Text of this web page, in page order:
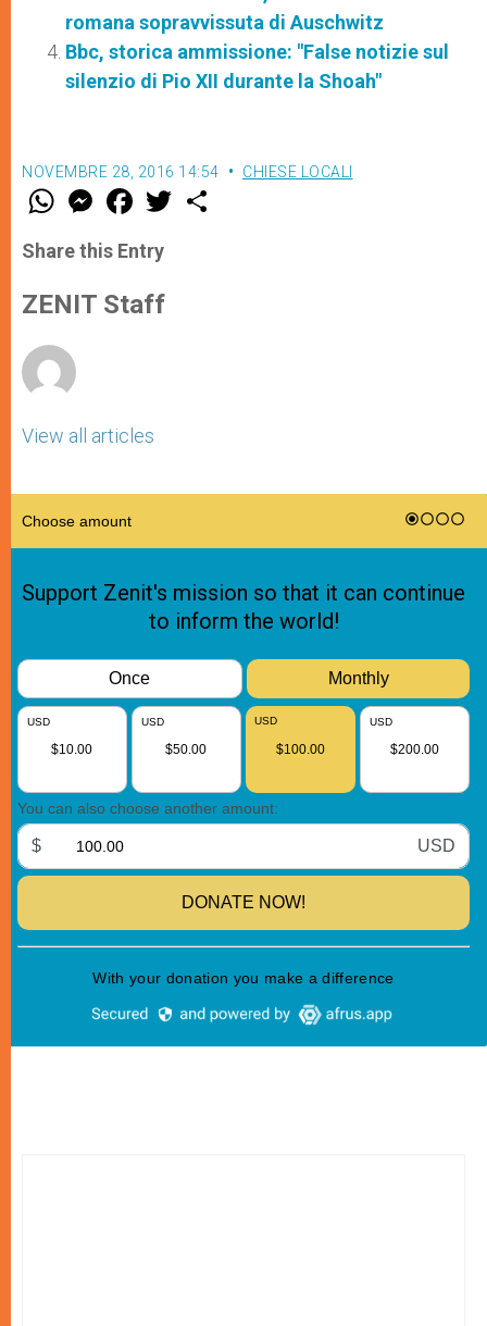
romana sopravvissuta di Auschwitz
Bbc, storica ammissione: "False notizie sul
silenzio di Pio XII durante la Shoah"
NOVEMBRE 28, 2016 14:54 CHIESE LOCALI
W
t
s
p
p
M
e
s
e
g
e
F
a
e
b
o
k
w
Share this Entry
ZENIT Staff
View all articles